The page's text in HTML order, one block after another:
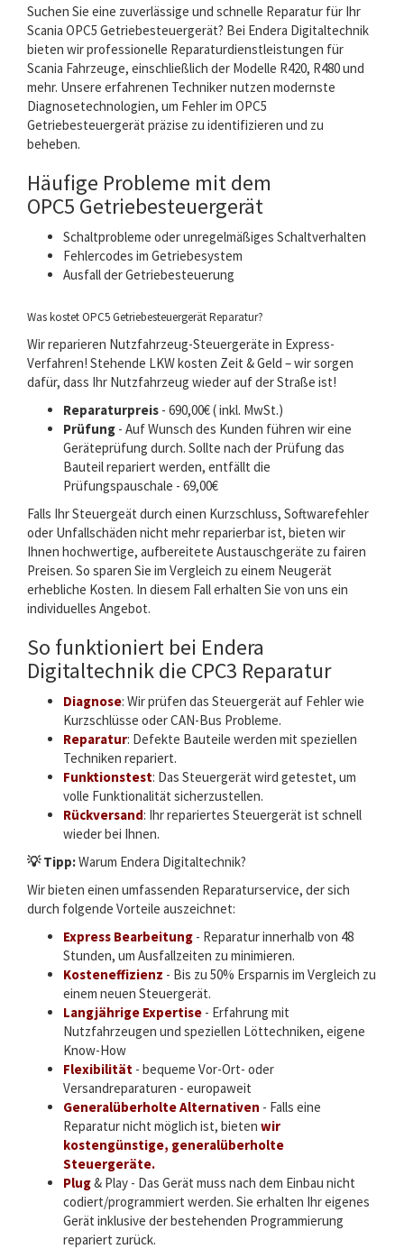
Suchen Sie eine zuverlässige und schnelle Reparatur für Ihr
Scania OPC5 Getriebesteuergerät? Bei Endera Digitaltechnik
bieten wir professionelle Reparaturdienstleistungen für
Scania Fahrzeuge, einschließlich der Modelle R420, R480 und
mehr. Unsere erfahrenen Techniker nutzen modernste
Diagnosetechnologien, um Fehler im OPC5
Getriebesteuergerät präzise zu identifizieren und zu
beheben.
Häufige Probleme mit dem
OPC5 Getriebesteuergerät
Schaltprobleme oder unregelmäßiges Schaltverhalten
Fehlercodes im Getriebesystem
Ausfall der Getriebesteuerung
Was kostet OPC5 Getriebesteuergerät Reparatur?
Wir reparieren Nutzfahrzeug-Steuergeräte in Express-
Verfahren! Stehende LKW kosten Zeit & Geld – wir sorgen
dafür, dass Ihr Nutzfahrzeug wieder auf der Straße ist!
Reparaturpreis - 690,00€ ( inkl. MwSt.)
Prüfung - Auf Wunsch des Kunden führen wir eine
Geräteprüfung durch. Sollte nach der Prüfung das
Bauteil repariert werden, entfällt die
Prüfungspauschale - 69,00€
Falls Ihr Steuergeät durch einen Kurzschluss, Softwarefehler
oder Unfallschäden nicht mehr reparierbar ist, bieten wir
Ihnen hochwertige, aufbereitete Austauschgeräte zu fairen
Preisen. So sparen Sie im Vergleich zu einem Neugerät
erhebliche Kosten. In diesem Fall erhalten Sie von uns ein
individuelles Angebot.
So funktioniert bei Endera
Digitaltechnik die CPC3 Reparatur
Diagnose: Wir prüfen das Steuergerät auf Fehler wie
Kurzschlüsse oder CAN-Bus Probleme.
Reparatur: Defekte Bauteile werden mit speziellen
Techniken repariert.
Funktionstest: Das Steuergerät wird getestet, um
volle Funktionalität sicherzustellen.
Rückversand: Ihr repariertes Steuergerät ist schnell
wieder bei Ihnen.
💡Tipp:Warum Endera Digitaltechnik?
Wir bieten einen umfassenden Reparaturservice, der sich
durch folgende Vorteile auszeichnet:
Express Bearbeitung - Reparatur innerhalb von 48
Stunden, um Ausfallzeiten zu minimieren.
Kosteneffizienz - Bis zu 50% Ersparnis im Vergleich zu
einem neuen Steuergerät.
Langjährige Expertise - Erfahrung mit
Nutzfahrzeugen und speziellen Löttechniken, eigene
Know-How
Flexibilität - bequeme Vor-Ort- oder
Versandreparaturen - europaweit
Generalüberholte Alternativen - Falls eine
Reparatur nicht möglich ist, bieten wir
kostengünstige, generalüberholte
Steuergeräte.
Plug& Play - Das Gerät muss nach dem Einbau nicht
codiert/programmiert werden. Sie erhalten Ihr eigenes
Gerät inklusive der bestehenden Programmierung
repariert zurück.